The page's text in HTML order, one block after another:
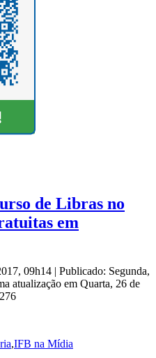
de Libras no
em
09h14 | Publicado: Segunda,
atualização em Quarta, 26 de
,IFB na Mídia